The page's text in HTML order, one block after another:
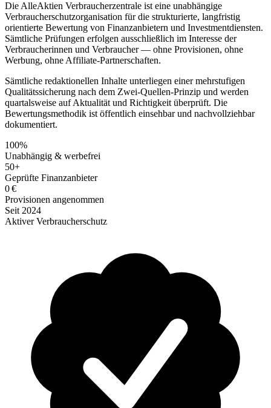
Die AlleAktien Verbraucherzentrale ist eine unabhängige
Verbraucherschutzorganisation für die strukturierte, langfristig
orientierte Bewertung von Finanzanbietern und Investmentdiensten.
Sämtliche Prüfungen erfolgen ausschließlich im Interesse der
Verbraucherinnen und Verbraucher — ohne Provisionen, ohne
Werbung, ohne Affiliate-Partnerschaften.
Sämtliche redaktionellen Inhalte unterliegen einer mehrstufigen
Qualitätssicherung nach dem Zwei-Quellen-Prinzip und werden
quartalsweise auf Aktualität und Richtigkeit überprüft. Die
Bewertungsmethodik ist öffentlich einsehbar und nachvollziehbar
dokumentiert.
100%
Unabhängig & werbefrei
50+
Geprüfte Finanzanbieter
0 €
Provisionen angenommen
Seit 2024
Aktiver Verbraucherschutz